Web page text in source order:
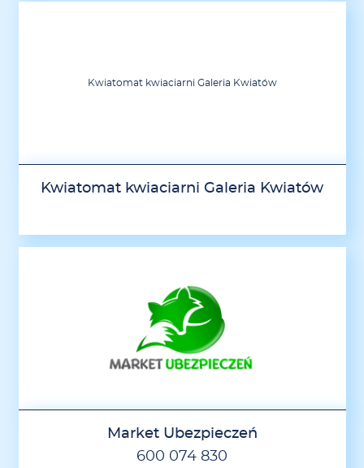
Kwiatomat kwiaciarni Galeria Kwiatów
Kwiatomat kwiaciarni Galeria Kwiatów
Market Ubezpieczeń
600 074 830